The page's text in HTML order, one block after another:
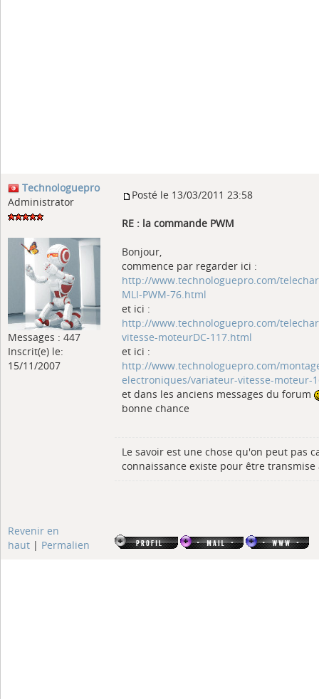
Technologuepro
Administrator
Messages : 447
Inscrit(e) le:
15/11/2007
Posté le 13/03/2011 23:58
RE : la commande PWM
Bonjour,
commence par regarder ici :
http://www.technologuepro.com/
MLI-PWM-76.html
et ici :
http://www.technologuepro.com/
vitesse-moteurDC-117.html
et ici :
http://www.technologuepro.com/
electroniques/variateur-vitesse-moteur-
et dans les anciens messages du forum
bonne chance
Le savoir est une chose qu'on peut pas
connaissance existe pour être transmise
Revenir en
haut | Permalien